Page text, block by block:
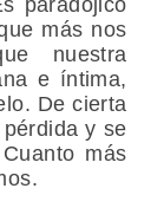
más nos
nuestra
e íntima,
De cierta
y se
más